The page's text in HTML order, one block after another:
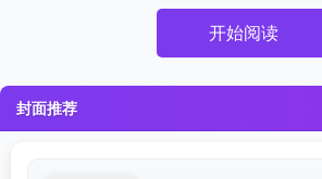
开始阅读
封面推荐